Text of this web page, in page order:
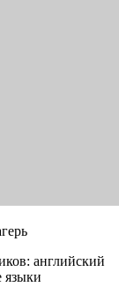
английский
языки